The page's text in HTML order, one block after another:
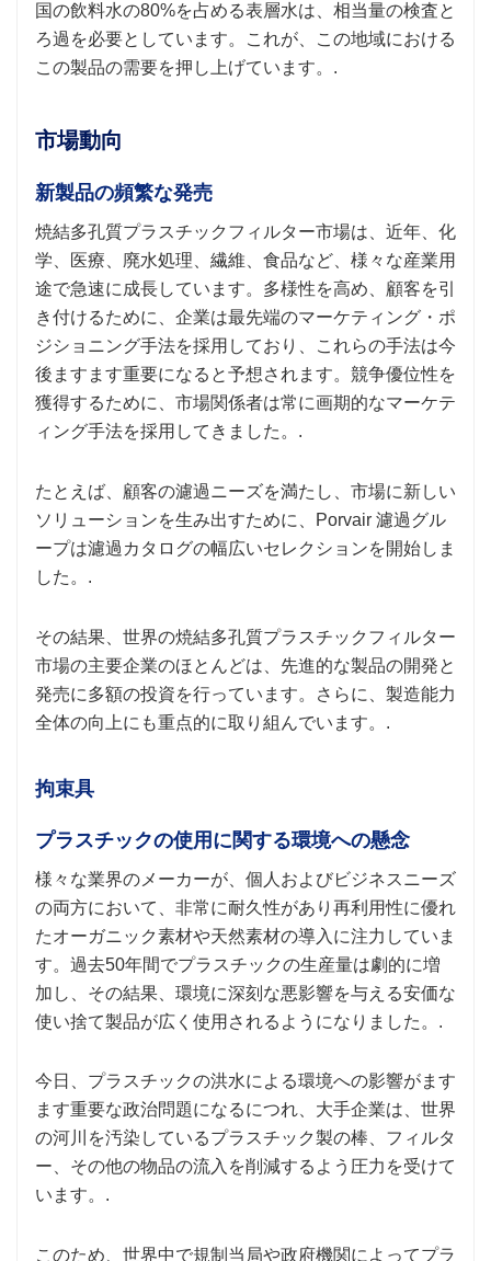
国の飲料水の80%を占める表層水は、相当量の検査と
ろ過を必要としています。これが、この地域における
この製品の需要を押し上げています。.
市場動向
新製品の頻繁な発売
焼結多孔質プラスチックフィルター市場は、近年、化
学、医療、廃水処理、繊維、食品など、様々な産業用
途で急速に成長しています。多様性を高め、顧客を引
き付けるために、企業は最先端のマーケティング・ポ
ジショニング手法を採用しており、これらの手法は今
後ますます重要になると予想されます。競争優位性を
獲得するために、市場関係者は常に画期的なマーケテ
ィング手法を採用してきました。.
たとえば、顧客の濾過ニーズを満たし、市場に新しい
ソリューションを生み出すために、Porvair 濾過グル
ープは濾過カタログの幅広いセレクションを開始しま
した。.
その結果、世界の焼結多孔質プラスチックフィルター
市場の主要企業のほとんどは、先進的な製品の開発と
発売に多額の投資を行っています。さらに、製造能力
全体の向上にも重点的に取り組んでいます。.
拘束具
プラスチックの使用に関する環境への懸念
様々な業界のメーカーが、個人およびビジネスニーズ
の両方において、非常に耐久性があり再利用性に優れ
たオーガニック素材や天然素材の導入に注力していま
す。過去50年間でプラスチックの生産量は劇的に増
加し、その結果、環境に深刻な悪影響を与える安価な
使い捨て製品が広く使用されるようになりました。.
今日、プラスチックの洪水による環境への影響がます
ます重要な政治問題になるにつれ、大手企業は、世界
の河川を汚染しているプラ​​スチック製の棒、フィルタ
ー、その他の物品の流入を削減するよう圧力を受けて
います。.
このため、世界中で規制当局や政府機関によってプラ